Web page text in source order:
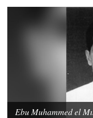
Ebu Muhammed el